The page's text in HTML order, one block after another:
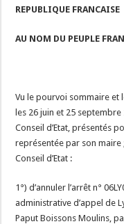
REPUBLIQUE FRANCAISE
AU NOM DU PEUPLE
Vu le pourvoi sommaire et
les 26 juin et 25
Conseil d’Etat, présentés
représentée par son maire
Conseil d’Etat :
1°) d’annuler l’arrêt n°
administrative d’appel de
Paput Boissons Moulins,